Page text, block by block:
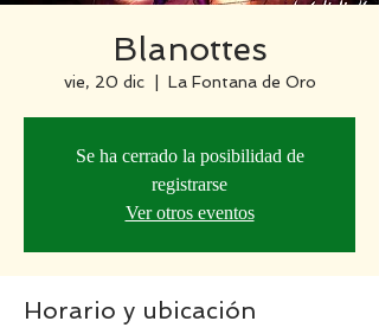
Blanottes
vie, 20 dic
  |
La Fontana de Oro
Se ha cerrado la posibilidad de
registrarse
Ver otros eventos
Horario y ubicación